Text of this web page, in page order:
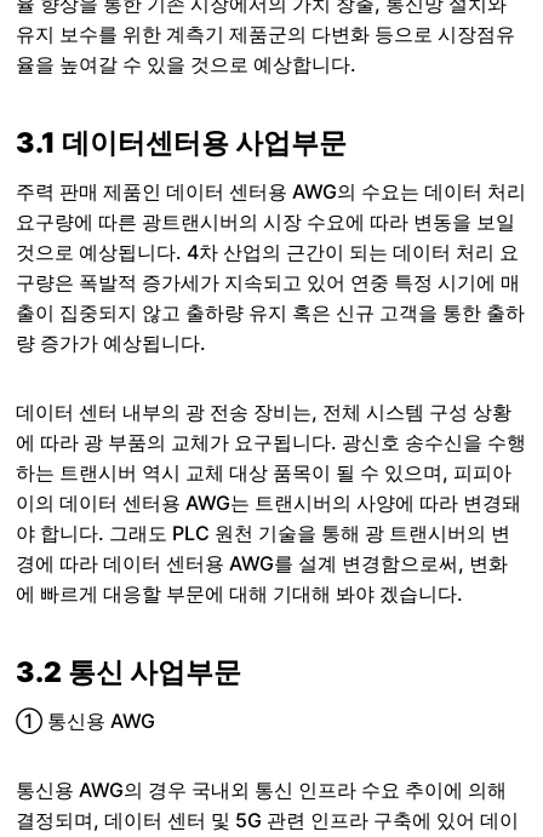
유지 보수를 위한 계측기 제품군의 다변화 등으로 시장점유
율을 높여갈 수 있을 것으로 예상합니다.
3.1 데이터센터용 사업부문
주력 판매 제품인 데이터 센터용 AWG의 수요는 데이터 처리
요구량에 따른 광트랜시버의 시장 수요에 따라 변동을 보일
것으로 예상됩니다. 4차 산업의 근간이 되는 데이터 처리 요
구량은 폭발적 증가세가 지속되고 있어 연중 특정 시기에 매
출이 집중되지 않고 출하량 유지 혹은 신규 고객을 통한 출하
량 증가가 예상됩니다.
데이터 센터 내부의 광 전송 장비는, 전체 시스템 구성 상황
에 따라 광 부품의 교체가 요구됩니다. 광신호 송수신을 수행
하는 트랜시버 역시 교체 대상 품목이 될 수 있으며, 피피아
이의 데이터 센터용 AWG는 트랜시버의 사양에 따라 변경돼
야 합니다. 그래도 PLC 원천 기술을 통해 광 트랜시버의 변
경에 따라 데이터 센터용 AWG를 설계 변경함으로써, 변화
에 빠르게 대응할 부문에 대해 기대해 봐야 겠습니다.
3.2 통신 사업부문
① 통신용 AWG
통신용 AWG의 경우 국내외 통신 인프라 수요 추이에 의해
결정되며, 데이터 센터 및 5G 관련 인프라 구축에 있어 데이